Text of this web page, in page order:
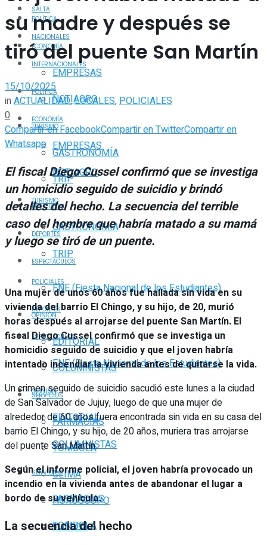
POLÍTICA
ECONOMÍA
EMPRESAS
NOTIAGRO
TURISMO
GASTRONOMÍA
TRIP
POLICIALES
DEPORTES
ESPECTÁCULOS
FNE (Fiesta Nacional de los Estudiantes)
OPINIÓN
EDITORIAL
COLUMNISTAS
SERVICIOS
FARMACIAS
TOMBOLA
CLIMA
HORÓSCOPO
VUELOS
SALTA
NACIONALES
INTERNACIONALES
POLÍTICA
ECONOMÍA
EMPRESAS
NOTIAGRO
TURISMO
GASTRONOMÍA
TRIP
POLICIALES
DEPORTES
ESPECTÁCULOS
FNE (Fiesta Nacional de los Estudiantes)
OPINIÓN
EDITORIAL
COLUMNISTAS
SERVICIOS
FARMACIAS
TOMBOLA
su madre y después se
tiró del puente San Martín
15/10/2025
inACTUALIDAD,LOCALES,POLICIALES
0
Compartir en FacebookCompartir en TwitterCompartir en
Whatsapp
El fiscal Diego Cussel confirmó que se investiga
un homicidio seguido de suicidio y brindó
detalles del hecho. La secuencia del terrible
caso del hombre que habría matado a su mamá
y luego se tiró de un puente.
Una mujer de unos 60 años fue hallada sin vida en su
vivienda del barrio El Chingo, y su hijo, de 20, murió
horas después al arrojarse del puente San Martín. El
fiscal Diego Cussel confirmó que se investiga un
homicidio seguido de suicidio y que el joven habría
intentado incendiar la vivienda antes de quitarse la vida.
Un crimen seguido de suicidio sacudió este lunes a la ciudad
de San Salvador de Jujuy, luego de que una mujer de
alrededor de 60 años fuera encontrada sin vida en su casa del
barrio El Chingo, y su hijo, de 20 años, muriera tras arrojarse
del puente San Martín.
Según el informe policial, el joven habría provocado un
incendio en la vivienda antes de abandonar el lugar a
bordo de su vehículo.
La secuencia del hecho